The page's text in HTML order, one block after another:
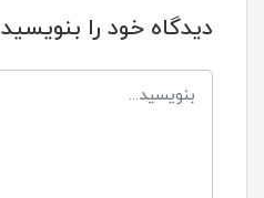
دیدگاه خود را بنویسید